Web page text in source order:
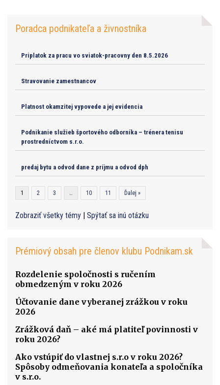
Poradca podnikateľa a živnostníka
Priplatok za pracu vo sviatok-pracovny den 8.5.2026
Stravovanie zamestnancov
Platnost okamzitej vypovede a jej evidencia
Podnikanie služieb športového odborníka – trénera tenisu
prostredníctvom s.r.o.
predaj bytu a odvod dane z príjmu a odvod dph
1 2 3 … 10 11 Ďalej »
Zobraziť všetky témy | Spýtať sa inú otázku
Prémiový obsah pre členov klubu Podnikam.sk
Rozdelenie spoločnosti s ručením
obmedzeným v roku 2026
Účtovanie dane vyberanej zrážkou v roku
2026
Zrážková daň – aké má platiteľ povinnosti v
roku 2026?
Ako vstúpiť do vlastnej s.r.o v roku 2026?
Spôsoby odmeňovania konateľa a spoločníka
v s.r.o.